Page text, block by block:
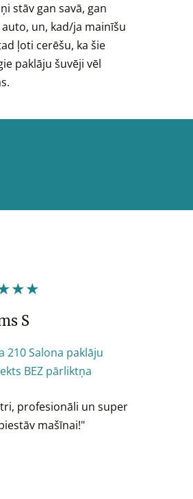
stāv gan savā, gan
auto, un, kad/ja mainīšu
ļoti cerēšu, ka šie
paklāju šuvēji vēl
S
210 Salona paklāju
BEZ pārliktņa
profesionāli un super
mašīnai!"